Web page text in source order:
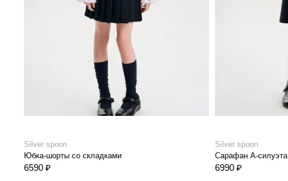
Silver spoon
Юбка-шорты со складками
6590 ₽
Silver spoon
Сарафан А-силуэта
6990 ₽